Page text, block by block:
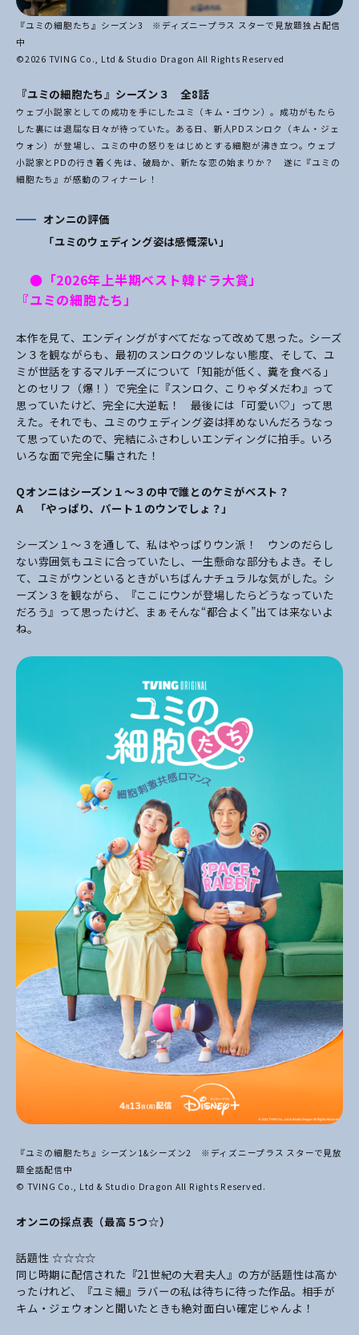
『ユミの細胞たち』シーズン3 ※ディズニープラス スターで見放題独占配信
中
©2026 TVING Co., Ltd & Studio Dragon All Rights Reserved
『ユミの細胞たち』シーズン３ 全8話
ウェブ小説家としての成功を手にしたユミ（キム・ゴウン）。成功がもたら
した裏には退屈な日々が待っていた。ある日、新人PDスンロク（キム・ジェ
ウォン）が登場し、ユミの中の怒りをはじめとする細胞が沸き立つ。ウェブ
小説家とPDの行き着く先は、破局か、新たな恋の始まりか？ 遂に『ユミの
細胞たち』が感動のフィナーレ！
オンニの評価
「ユミのウェディング姿は感慨深い」
●「2026年上半期ベスト韓ドラ大賞」
『ユミの細胞たち」
本作を見て、エンディングがすべてだなって改めて思った。シーズ
ン３を観ながらも、最初のスンロクのツレない態度、そして、ユ
ミが世話をするマルチーズについて「知能が低く、糞を食べる」
とのセリフ（爆！）で完全に『スンロク、こりゃダメだわ』って
思っていたけど、完全に大逆転！ 最後には「可愛い♡」って思
えた。それでも、ユミのウェディング姿は拝めないんだろうなっ
て思っていたので、完結にふさわしいエンディングに拍手。いろ
いろな面で完全に騙された！
Qオンニはシーズン１～３の中で誰とのケミがベスト？
A 「やっぱり、パート１のウンでしょ？」
シーズン１～３を通して、私はやっぱりウン派！ ウンのだらし
ない雰囲気もユミに合っていたし、一生懸命な部分もよき。そし
て、ユミがウンといるときがいちばんナチュラルな気がした。シ
ーズン３を観ながら、『ここにウンが登場したらどうなっていた
だろう』って思ったけど、まぁそんな“都合よく”出ては来ないよ
ね。
『ユミの細胞たち』シーズン1&シーズン2 ※ディズニープラス スターで見放
題全話配信中
© TVING Co., Ltd & Studio Dragon All Rights Reserved.
オンニの採点表（最高５つ☆）
話題性 ☆☆☆☆
同じ時期に配信された『21世紀の大君夫人』の方が話題性は高か
ったけれど、『ユミ細』ラバーの私は待ちに待った作品。相手が
キム・ジェウォンと聞いたときも絶対面白い確定じゃんよ！